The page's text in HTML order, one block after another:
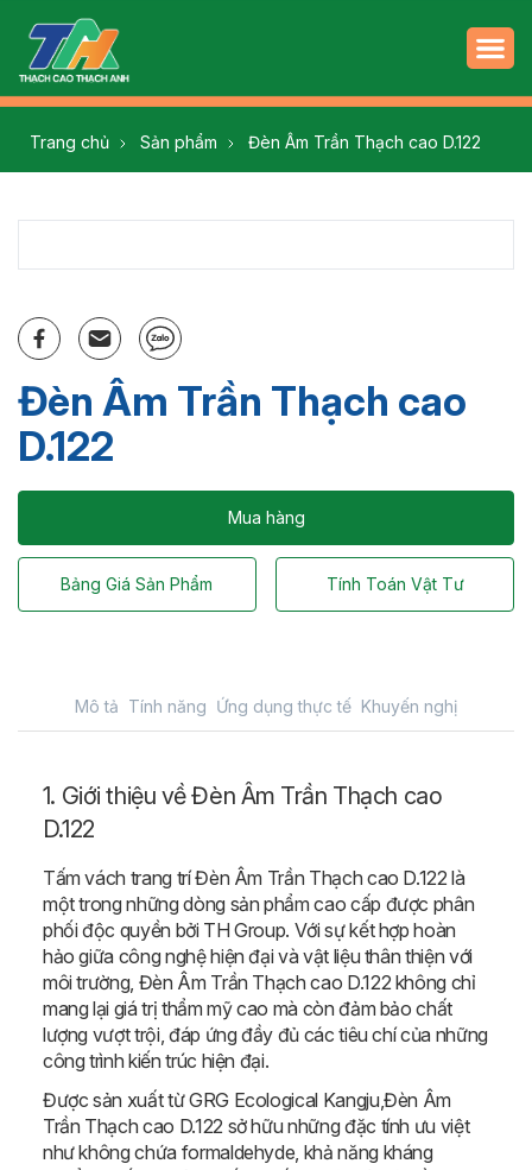
Trang chủ Sản phẩm Đèn Âm Trần Thạch cao D.122
Đèn Âm Trần Thạch cao
D.122
Mua hàng
Bảng Giá Sản Phẩm Tính Toán Vật Tư
Mô tả Tính năng Ứng dụng thực tế Khuyến nghị
1. Giới thiệu về Đèn Âm Trần Thạch cao
D.122
Tấm vách trang trí Đèn Âm Trần Thạch cao D.122 là
một trong những dòng sản phẩm cao cấp được phân
phối độc quyền bởi TH Group. Với sự kết hợp hoàn
hảo giữa công nghệ hiện đại và vật liệu thân thiện với
môi trường, Đèn Âm Trần Thạch cao D.122 không chỉ
mang lại giá trị thẩm mỹ cao mà còn đảm bảo chất
lượng vượt trội, đáp ứng đầy đủ các tiêu chí của những
công trình kiến trúc hiện đại.
Được sản xuất từ GRG Ecological Kangju,Đèn Âm
Trần Thạch cao D.122 sở hữu những đặc tính ưu việt
như không chứa formaldehyde, khả năng kháng